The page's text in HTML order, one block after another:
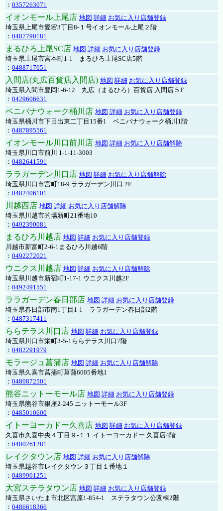
： 0357263071
イオンモール上尾店 地図 詳細 お気に入り店舗登録
埼玉県上尾市愛宕3丁目8-１号イオンモール上尾２階
： 0487790181
まるひろ上尾SC店 地図 詳細 お気に入り店舗登録
埼玉県上尾市宮本町1-1 まるひろ上尾SC店5階
： 0488717051
入間店(丸広百貨店入間店) 地図 詳細 お気に入り店舗登録
埼玉県入間市豊岡1-6-12 丸広（まるひろ）百貨店 入間店５F
： 0429606631
ベニバナウォーク桶川店 地図 詳細 お気に入り店舗登録
埼玉県桶川市下日出東二丁目15番1 ベニバナウォーク桶川1階
： 0487895561
イオンモール川口前川店 地図 詳細 お気に入り店舗解除
埼玉県川口市前川 1-1-11-3003
： 0482641591
ララガーデン川口店 地図 詳細 お気に入り店舗解除
埼玉県川口市宮町18-9 ララガーデン川口 2F
： 0482406101
川越西店 地図 詳細 お気に入り店舗解除
埼玉県川越市的場新町21番地10
： 0492390081
まるひろ川越店 地図 詳細 お気に入り店舗登録
川越市新富町2-6-1まるひろ川越6階
： 0492272021
ウニクス川越店 地図 詳細 お気に入り店舗解除
埼玉県川越市新宿町1-17-1 ウニクス川越2F
： 0492491551
ララガーデン春日部店 地図 詳細 お気に入り店舗登録
埼玉県春日部市南1丁目1-1 ララガーデン春日部2階
： 0487317411
ららテラス川口店 地図 詳細 お気に入り店舗登録
埼玉県川口市栄町3-5-1ららテラス川口7階
： 0482291979
モラージュ菖蒲店 地図 詳細 お気に入り店舗解除
埼玉県久喜市菖蒲町菖蒲6005番地1
： 0480872501
熊谷ニットーモール店 地図 詳細 お気に入り店舗登録
埼玉県熊谷市銀座2-245 ニットーモール3F
： 0485010600
イトーヨーカドー久喜店 地図 詳細 お気に入り店舗登録
久喜市久喜中央４丁目９-１１ イトーヨーカドー 久喜店4階
： 0480261281
レイクタウン店 地図 詳細 お気に入り店舗解除
埼玉県越谷市レイクタウン３丁目１番地１
： 0489901251
大宮ステラタウン店 地図 詳細 お気に入り店舗登録
埼玉県さいたま市北区宮原1-854-1 ステラタウン公園棟2階
： 0486618366